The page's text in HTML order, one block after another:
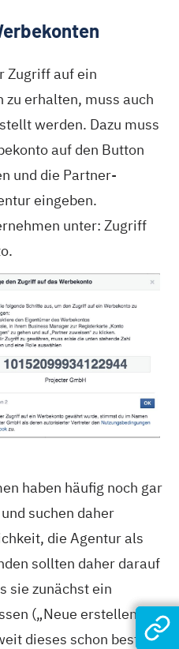
Zugriff auf ein
zu erhalten, muss auch
werden. Dazu muss
auf den Button
und die Partner-
eingeben.
unter: Zugriff
haben häufig noch gar
suchen daher
die Agentur als
sollten daher darauf
sie zunächst ein
(„Neue erstellen“->
dieses schon besteht